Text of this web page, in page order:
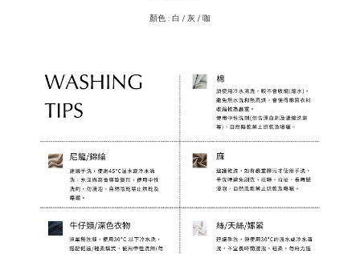
顏色 : 白 / 灰 / 咖